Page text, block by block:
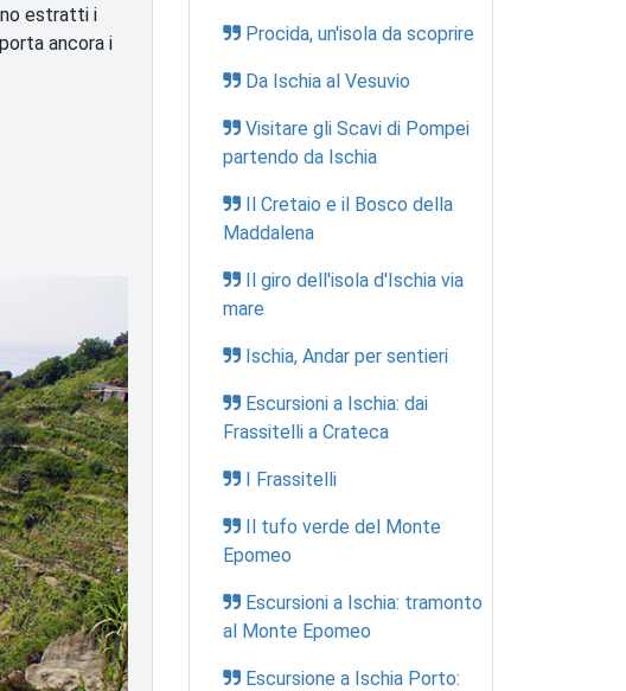
estratti i
ancora i
Procida, un'isola da scoprire
Da Ischia al Vesuvio
Visitare gli Scavi di Pompei
partendo da Ischia
Il Cretaio e il Bosco della
Maddalena
Il giro dell'isola d'Ischia via
mare
Ischia, Andar per sentieri
Escursioni a Ischia: dai
Frassitelli a Crateca
I Frassitelli
Il tufo verde del Monte
Epomeo
Escursioni a Ischia: tramonto
al Monte Epomeo
Escursione a Ischia Porto: